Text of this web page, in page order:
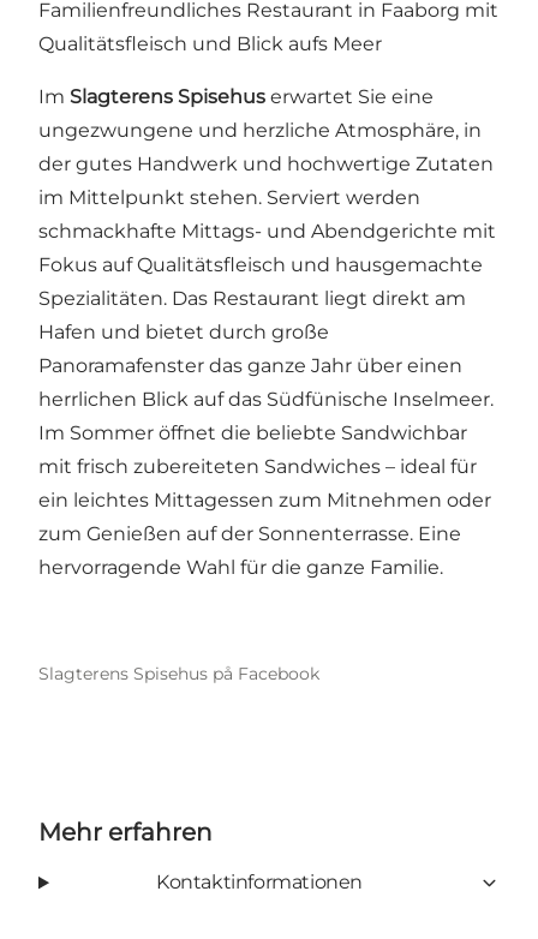
Familienfreundliches Restaurant in Faaborg mit
Qualitätsfleisch und Blick aufs Meer
Im Slagterens Spisehus erwartet Sie eine
ungezwungene und herzliche Atmosphäre, in
der gutes Handwerk und hochwertige Zutaten
im Mittelpunkt stehen. Serviert werden
schmackhafte Mittags- und Abendgerichte mit
Fokus auf Qualitätsfleisch und hausgemachte
Spezialitäten. Das Restaurant liegt direkt am
Hafen und bietet durch große
Panoramafenster das ganze Jahr über einen
herrlichen Blick auf das Südfünische Inselmeer.
Im Sommer öffnet die beliebte Sandwichbar
mit frisch zubereiteten Sandwiches – ideal für
ein leichtes Mittagessen zum Mitnehmen oder
zum Genießen auf der Sonnenterrasse. Eine
hervorragende Wahl für die ganze Familie.
Slagterens Spisehus på Facebook
Mehr erfahren
Kontaktinformationen